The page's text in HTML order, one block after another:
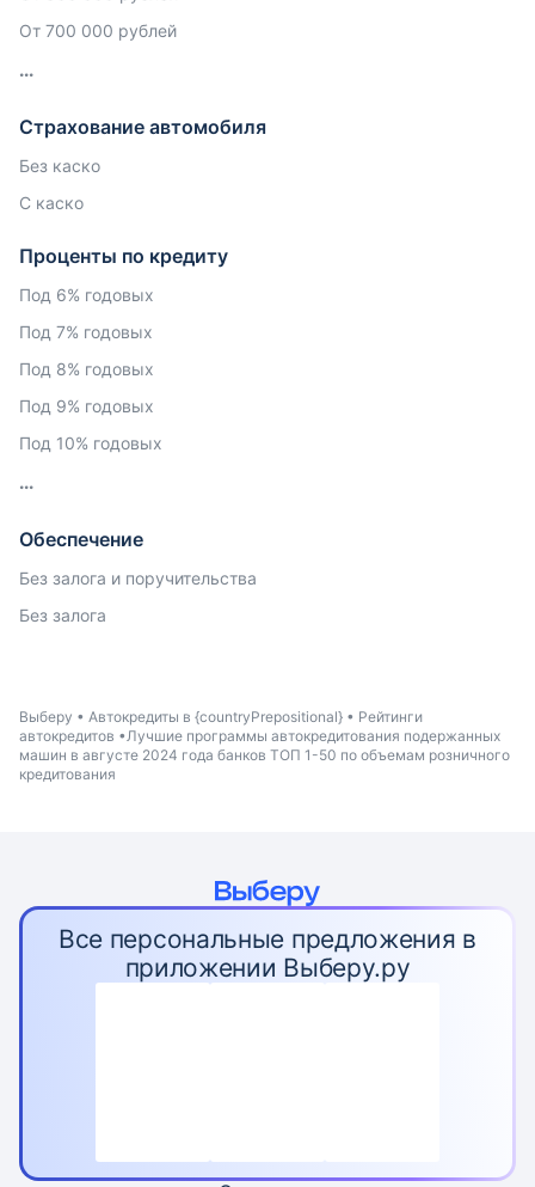
От 700 000 рублей
Страхование автомобиля
Без каско
С каско
Проценты по кредиту
Под 6% годовых
Под 7% годовых
Под 8% годовых
Под 9% годовых
Под 10% годовых
Обеспечение
Без залога и поручительства
Без залога
Выберу Автокредиты в {countryPrepositional}
Рейтинги
автокредитов
Лучшие программы автокредитования подержанных
машин в августе 2024 года банков ТОП 1-50 по объемам розничного
кредитования
Все персональные предложения в
приложении Выберу.ру